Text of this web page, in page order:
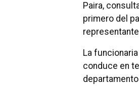
Paira,
primero del
La
conduce en